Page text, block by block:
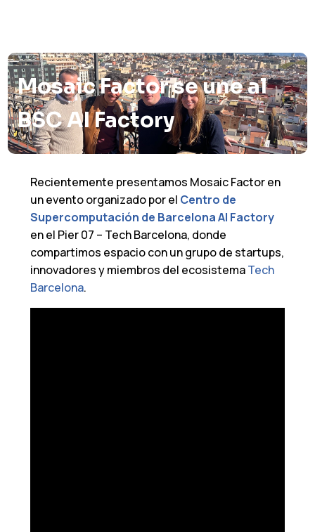
Mosaic Factor se une al
BSC AI Factory
Recientemente presentamos Mosaic Factor en
un evento organizado por el Centro de
Supercomputación de Barcelona AI Factory
en el Pier 07 – Tech Barcelona, ​​donde
compartimos espacio con un grupo de startups,
innovadores y miembros del ecosistemaTech
Barcelona.